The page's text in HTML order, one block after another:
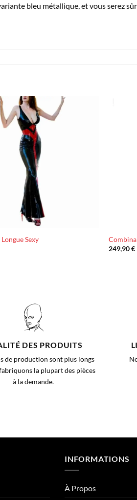
bleu métallique, et vous serez
Sexy
249,90€
DES PRODUITS
de production sont plus longs
la plupart des pièces
à la demande.
INFORMATIONS
À Propos